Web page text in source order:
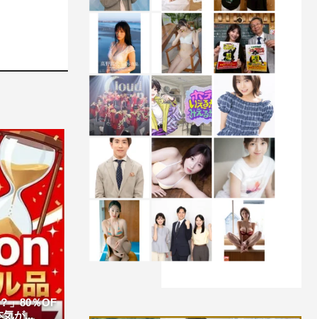
」80％OF
気が...